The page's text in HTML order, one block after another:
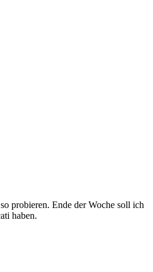
probieren. Ende der Woche soll ich
haben.